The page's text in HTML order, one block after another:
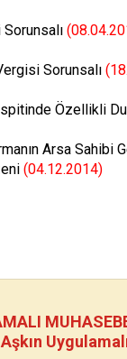
Sorunsalı
Özellikli
Arsa
(04.12.2014)